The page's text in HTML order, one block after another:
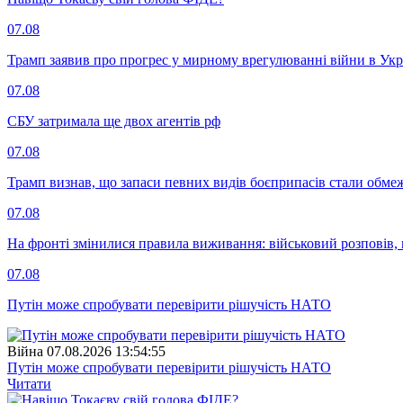
07.08
Трамп заявив про прогрес у мирному врегулюванні війни в
07.08
СБУ затримала ще двох агентів рф
07.08
Трамп визнав, що запаси певних видів боєприпасів стали
07.08
На фронті змінилися правила виживання: військовий розповів,
07.08
Путін може спробувати перевірити рішучість НАТО
Війна 07.08.2026 13:54:55
Путін може спробувати перевірити рішучість НАТО
Читати